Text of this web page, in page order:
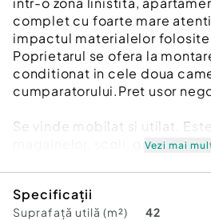
complet cu foarte mare
impactul materialelor folosite
Poprietarul se ofera la
conditionat in cele doua
cumparatorului.Pret usor
Se vinde mobilat si utilat.
magainelor, scoli, gradinite,
Id intern: P173464
Vezi mai
Specificații
Suprafață utilă (m²) 42